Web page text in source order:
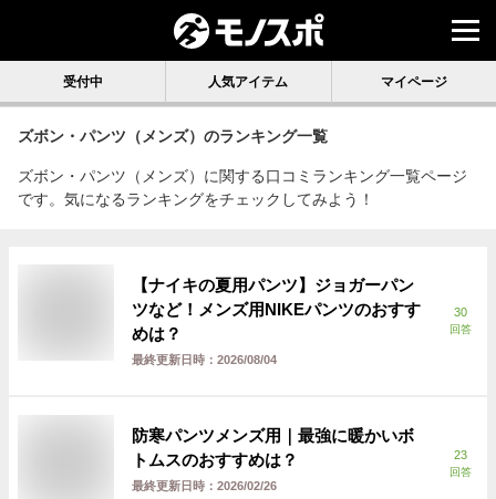
受付中 人気アイテム マイページ
ズボン・パンツ（メンズ） のランキング一覧
ズボン・パンツ（メンズ）に関する口コミランキング一覧ページ
です。気になるランキングをチェックしてみよう！
【ナイキの夏用パンツ】ジョガーパン
ツなど！メンズ用NIKEパンツのおすす
めは？
最終更新日時： 2026/08/04
30
回答
防寒パンツメンズ用｜最強に暖かいボ
トムスのおすすめは？
最終更新日時： 2026/02/26
23
回答